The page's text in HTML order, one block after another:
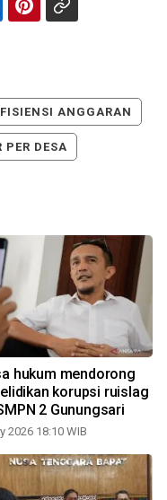
ANGGARAN
PER DESA
hukum mendorong
korupsi ruislag
2 Gunungsari
2026 18:10 WIB